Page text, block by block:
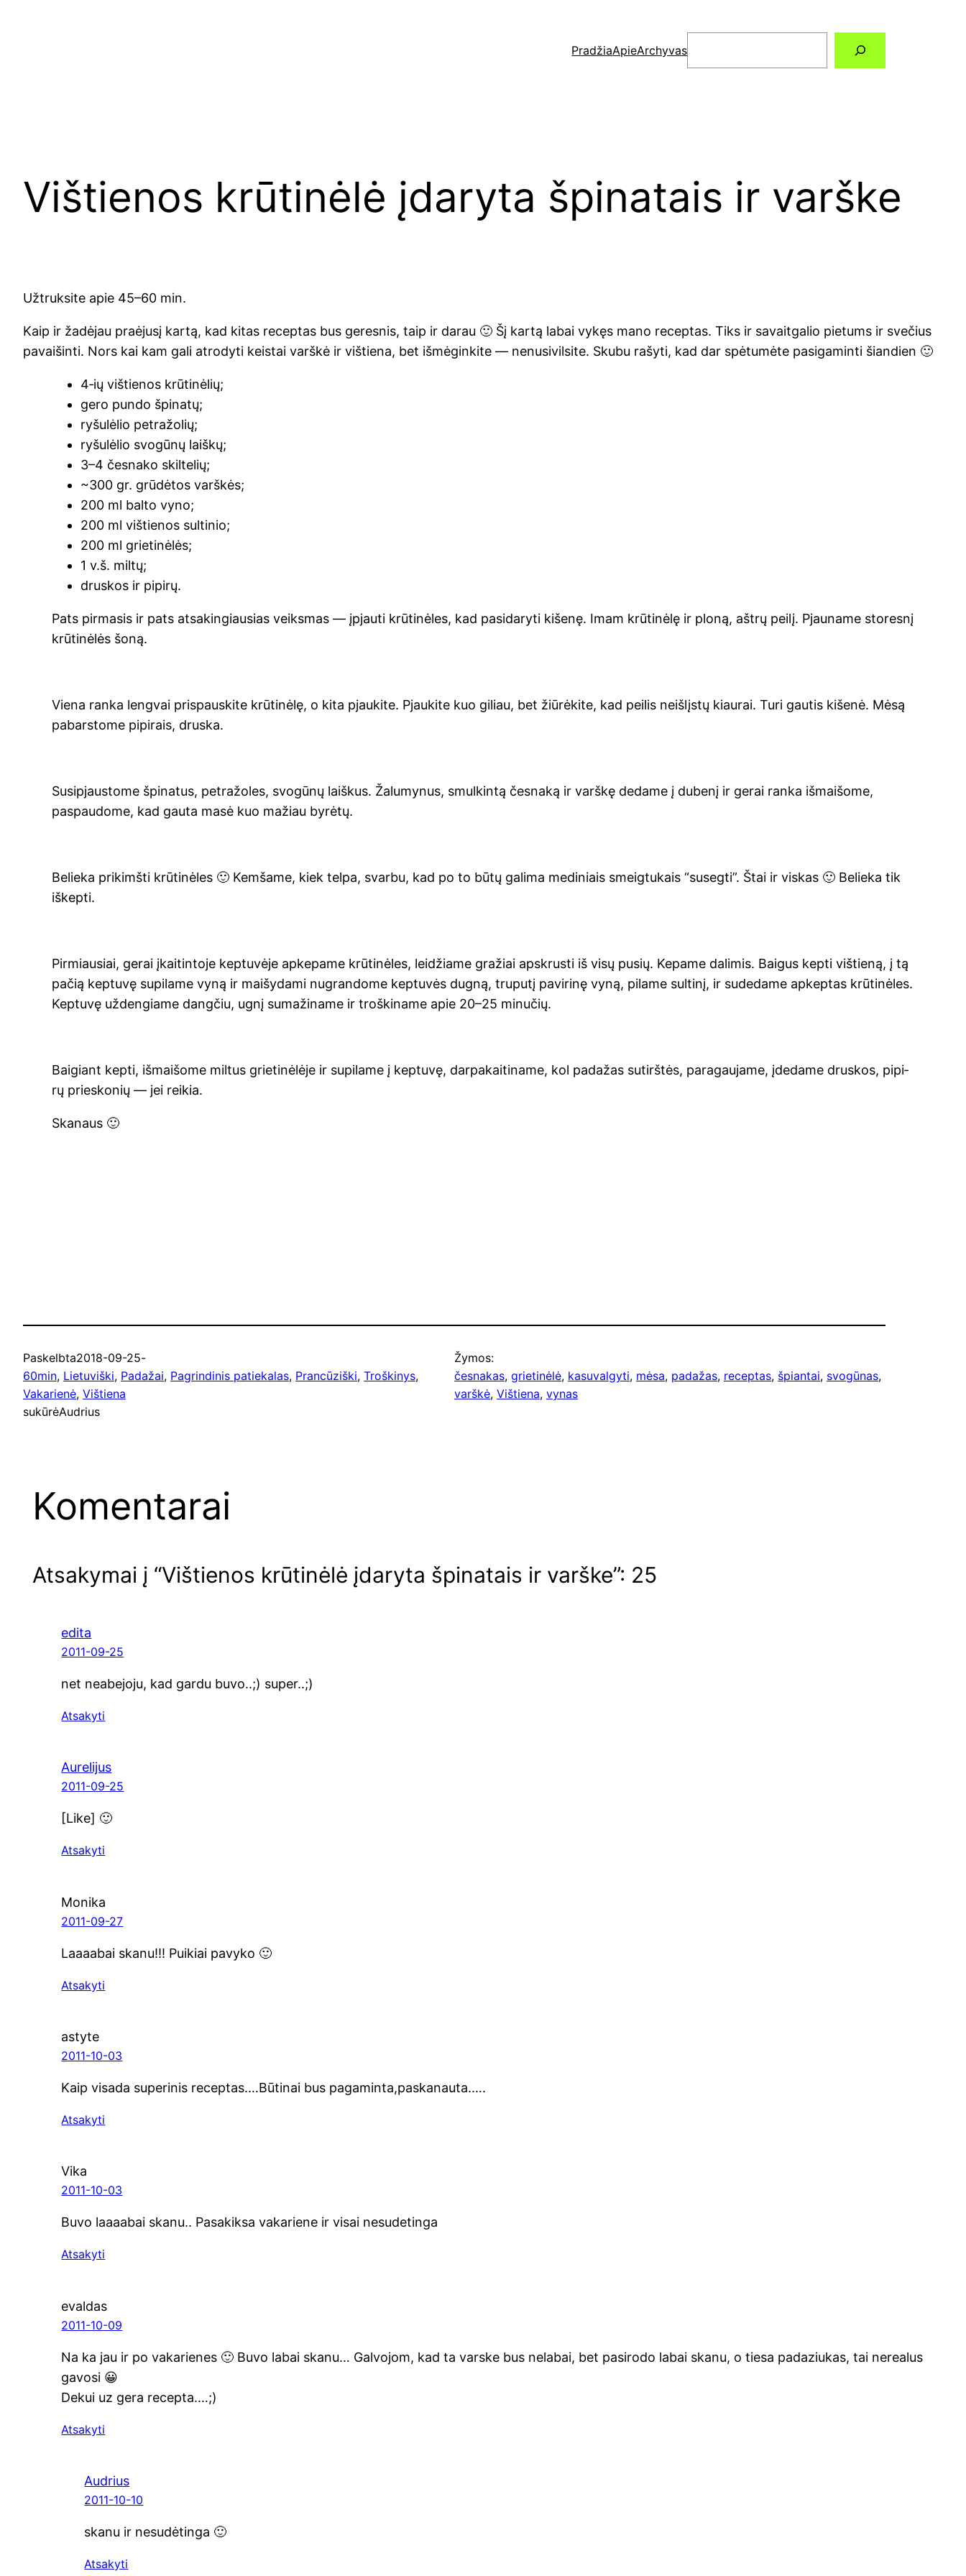
PradžiaApieArchyvas
Vištienos krūtinėlė įdaryta špinatais ir varške
Užtruk­si­te apie 45–60 min.
Kaip ir žadė­jau pra­ėju­sį kar­tą, kad kitas recep­tas bus geres­nis, taip ir darau 🙂 Šį kar­tą labai vykęs mano recep­tas. Tiks ir savait­ga­lio pie­tums ir sve­čius
pavai­šin­ti. Nors kai kam gali atro­dy­ti keis­tai varš­kė ir viš­tie­na, bet išmė­gin­ki­te — nenu­si­vil­si­te. Sku­bu rašy­ti, kad dar spė­tu­mė­te pasi­ga­min­ti šiandien 🙂
4‑ių viš­tie­nos krūtinėlių;
gero pun­do špinatų;
ryšu­lė­lio petražolių;
ryšu­lė­lio svo­gū­nų laiškų;
3–4 čes­na­ko skiltelių;
~300 gr. grū­dė­tos varškės;
200 ml bal­to vyno;
200 ml viš­tie­nos sultinio;
200 ml grietinėlės;
1 v.š. miltų;
drus­kos ir pipirų.
Pats pir­ma­sis ir pats atsa­kin­giau­sias veiks­mas — įpjau­ti krū­ti­nė­les, kad pasi­da­ry­ti kiše­nę. Imam krū­ti­nė­lę ir plo­ną, ašt­rų pei­lį. Pjau­na­me sto­res­nį
krū­ti­nė­lės šoną.
Vie­na ran­ka leng­vai pri­spau­s­ki­te krū­ti­nė­lę, o kita pjau­ki­te. Pjau­ki­te kuo giliau, bet žiū­rė­ki­te, kad pei­lis neiš­lįs­tų kiau­rai. Turi gau­tis kiše­nė. Mėsą
pabars­to­me pipi­rais, druska.
Susi­pjaus­to­me špi­na­tus, pet­ra­žo­les, svo­gū­nų laiš­kus. Žalu­my­nus, smul­kin­tą čes­na­ką ir varš­kę deda­me į dube­nį ir gerai ran­ka išmai­šo­me,
paspau­do­me, kad gau­ta masė kuo mažiau byrėtų.
Belie­ka pri­kimš­ti krū­ti­nė­les 🙂 Kem­ša­me, kiek tel­pa, svar­bu, kad po to būtų gali­ma medi­niais smeig­tu­kais “suseg­ti”. Štai ir vis­kas 🙂 Belie­ka tik
iškepti.
Pir­miau­siai, gerai įkai­tin­to­je kep­tu­vė­je apke­pa­me krū­ti­nė­les, lei­džia­me gra­žiai apskrus­ti iš visų pusių. Kepa­me dali­mis. Bai­gus kep­ti viš­tie­ną, į tą
pačią kep­tu­vę supi­la­me vyną ir mai­šy­da­mi nugran­do­me kep­tu­vės dug­ną, tru­pu­tį pavi­ri­nę vyną, pila­me sul­ti­nį, ir sude­da­me apkep­tas krū­ti­nė­les.
Kep­tu­vę užden­gia­me dang­čiu, ugnį suma­ži­na­me ir troš­ki­na­me apie 20–25 minučių.
Bai­giant kep­ti, išmai­šo­me mil­tus grie­ti­nė­lė­je ir supi­la­me į kep­tu­vę, dar­pa­kai­ti­na­me, kol pada­žas sutirš­tės, para­gau­ja­me, įde­da­me drus­kos, pipi­
rų prie­sko­nių — jei reikia.
Ska­naus 🙂
Paskelbta2018-09-25-
60min, Lietuviški, Padažai, Pagrindinis patiekalas, Prancūziški, Troškinys
Vakarienė, Vištiena
sukūrėAudrius
Žymos:
česnakas, grietinėlė, kasuvalgyti, mėsa, padažas, receptas, špiantai, svogūnas
varškė, Vištiena, vynas
Komentarai
Atsakymai į “Vištienos krūtinėlė įdaryta špinatais ir varške”: 25
edita
2011-09-25
net neabe­jo­ju, kad gar­du buvo..;) super..;)
Atsakyti
Aurelijus
2011-09-25
[Like] 🙂
Atsakyti
Monika
2011-09-27
Laaaabai ska­nu!!! Pui­kiai pavyko 🙂
Atsakyti
astyte
2011-10-03
Kaip visa­da supe­ri­nis receptas.…Būtinai bus pagaminta,paskanauta.….
Atsakyti
Vika
2011-10-03
Buvo laaaabai ska­nu.. Pasa­kik­sa vaka­rie­ne ir visai nesudetinga
Atsakyti
evaldas
2011-10-09
Na ka jau ir po vaka­rie­nes 🙂 Buvo labai ska­nu… Gal­vo­jom, kad ta vars­ke bus nela­bai, bet pasi­ro­do labai ska­nu, o tie­sa pada­ziu­kas, tai nere­alus
gavosi 😀
Dekui uz gera recepta.…;)
Atsakyti
Audrius
2011-10-10
ska­nu ir nesudėtinga 🙂
Atsakyti